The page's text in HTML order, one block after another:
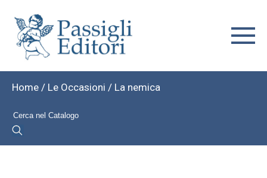
Home / Le Occasioni / La nemica